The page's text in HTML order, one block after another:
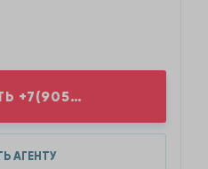
+7(905)8...
АГЕНТУ